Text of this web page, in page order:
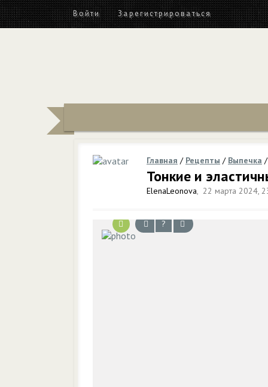
Войти Зарегистрироваться
Главная / Рецепты / Выпечка
Тонкие и
ElenaLeonova, 22 марта 2024,
?